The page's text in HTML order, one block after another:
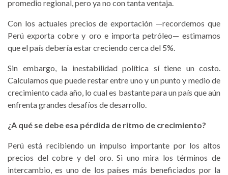
promedio regional, pero ya no con tanta ventaja.
Con los actuales precios de exportación —recordemos que
Perú exporta cobre y oro e importa petróleo— estimamos
que el país debería estar creciendo cerca del 5%.
Sin embargo, la inestabilidad política sí tiene un costo.
Calculamos que puede restar entre uno y un punto y medio de
crecimiento cada año, lo cual es bastante para un país que aún
enfrenta grandes desafíos de desarrollo.
¿A qué se debe esa pérdida de ritmo de crecimiento?
Perú está recibiendo un impulso importante por los altos
precios del cobre y del oro. Si uno mira los términos de
intercambio, es uno de los países más beneficiados por la